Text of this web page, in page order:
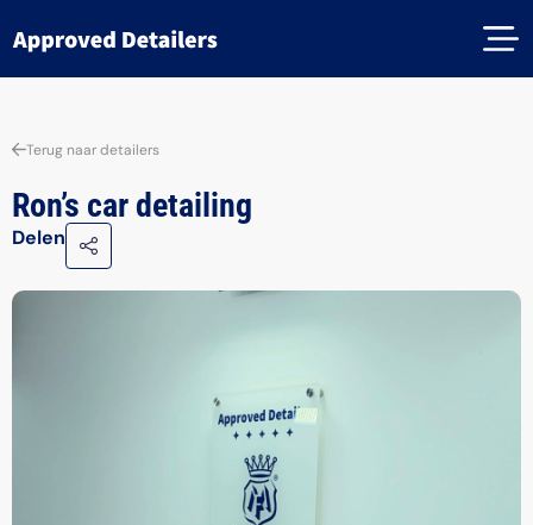
Terug naar detailers
Ron’s car detailing
Delen